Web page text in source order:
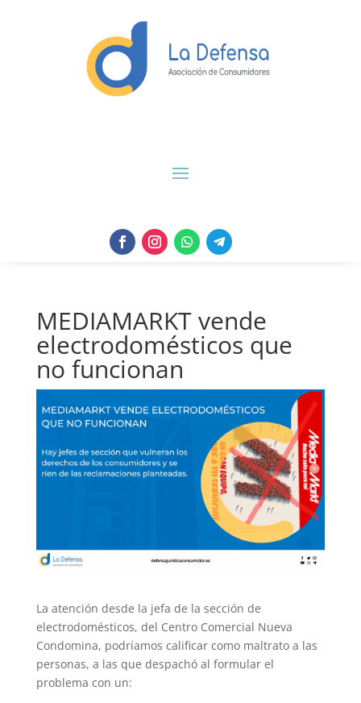
MEDIAMARKT vende
electrodomésticos que
no funcionan
La atención desde la jefa de la sección de
electrodomésticos, del Centro Comercial Nueva
Condomina, podríamos calificar como maltrato a las
personas, a las que despachó al formular el
problema con un: